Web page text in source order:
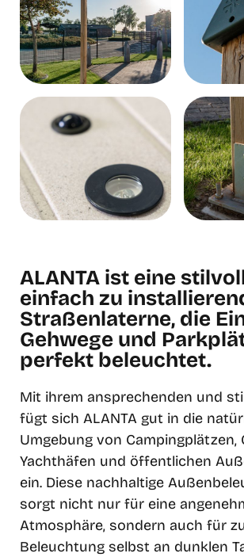
ALANTA ist eine
einfach zu
Straßenlaterne, die
Gehwege und
perfekt beleuchtet.
Mit ihrem ansprechenden und
fügt sich ALANTA gut in die
Umgebung von Campingplätzen,
Yachthäfen und öffentlichen
ein. Diese nachhaltige
sorgt nicht nur für eine
Atmosphäre, sondern auch für
Beleuchtung selbst an dunklen